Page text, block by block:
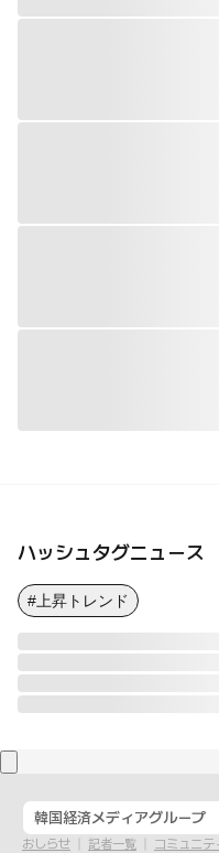
ハッシュタグニュース
#上昇トレンド
韓国経済メディアグループ
おしらせ 記者一覧 コミュニテ